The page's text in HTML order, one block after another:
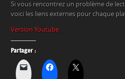
Si vous rencontrez un problème de
voici les liens externes pour chaque
Version Youtube
Partager :